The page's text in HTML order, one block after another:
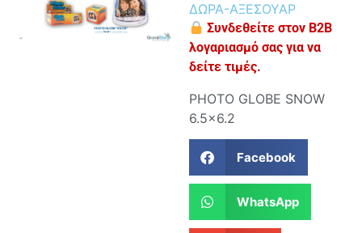
ΔΩΡΑ-ΑΞΕΣΟΥΑΡ
Συνδεθείτε στον B2B
λογαριασμό σας για να
δείτε τιμές.
PHOTO GLOBE SNOW
6.5×6.2
Facebook
WhatsApp